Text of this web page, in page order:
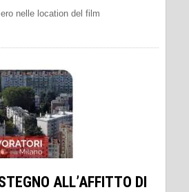
nelle location del film
ALL’AFFITTO DI